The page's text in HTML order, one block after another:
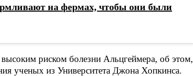
на фермах, чтобы они были
риском болезни Альцгеймера, об этом,
ученых из Университета Джона Хопкинса.